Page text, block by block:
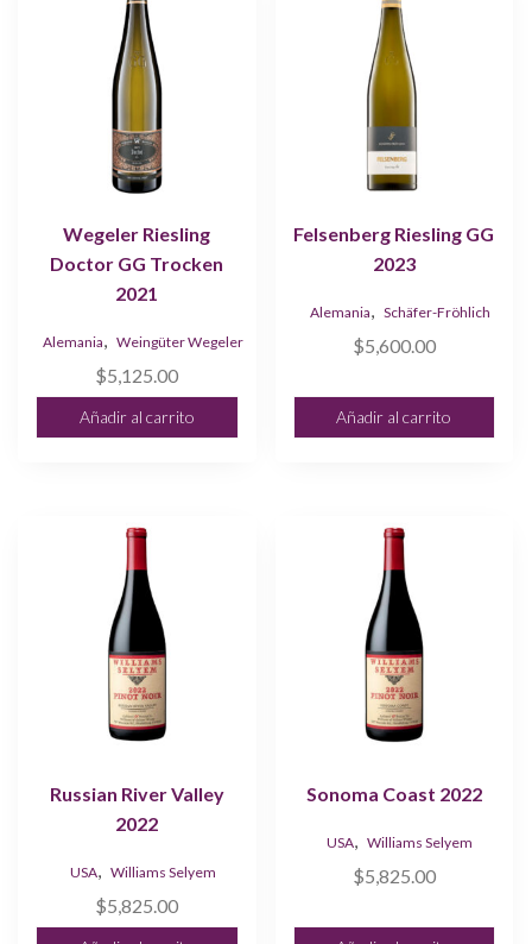
Wegeler Riesling
Doctor GG Trocken
2021
Alemania, Weingüter Wegeler
$5,125.00
Añadir al carrito
Felsenberg Riesling GG
2023
Alemania, Schäfer-Fröhlich
$5,600.00
Añadir al carrito
Russian River Valley
2022
USA, Williams Selyem
$5,825.00
Sonoma Coast 2022
USA, Williams Selyem
$5,825.00